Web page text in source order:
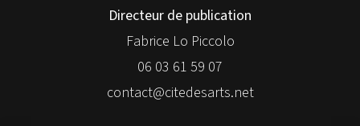
Directeur de publication
Fabrice Lo Piccolo
06 03 61 59 07
contact@citedesarts.net